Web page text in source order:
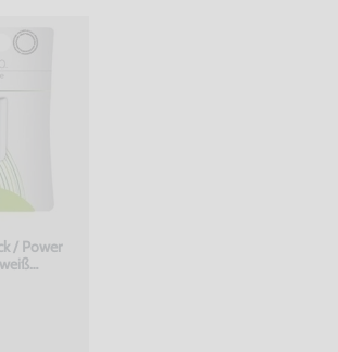
/ Power